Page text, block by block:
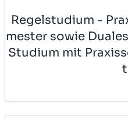
Re­gel­stu­di­um -
mes­ter sowie
Stu­di­um mit